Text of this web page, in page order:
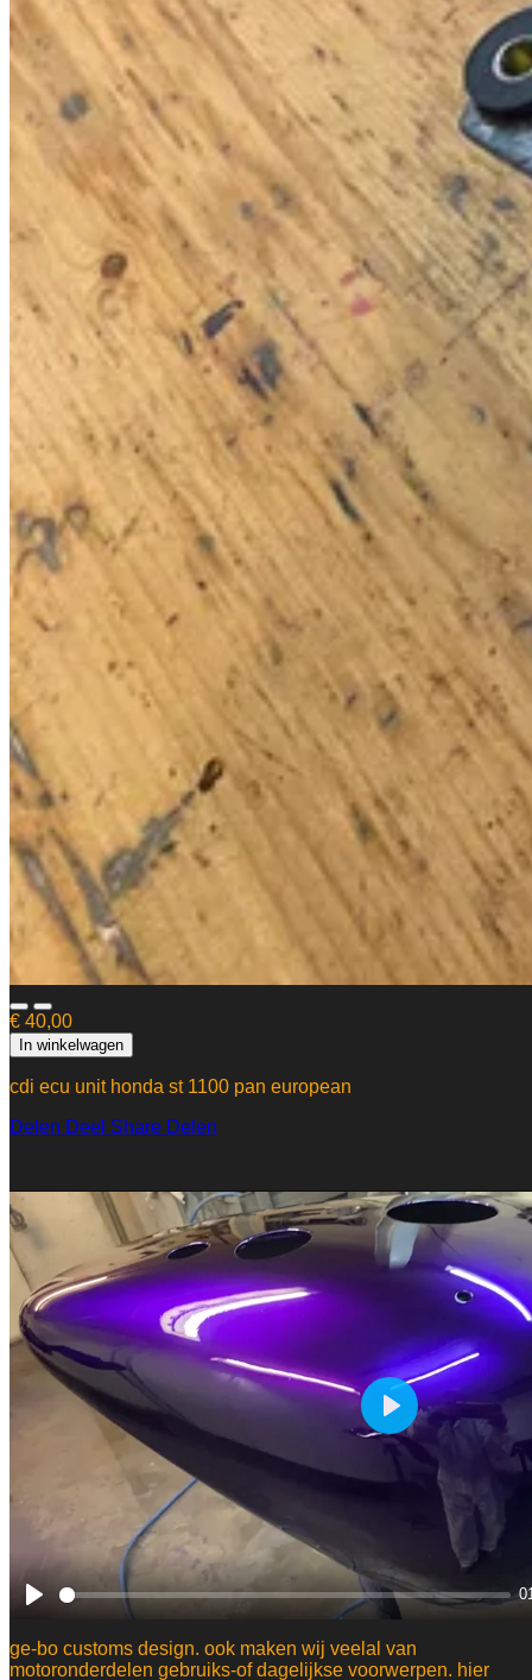
€ 40,00
In winkelwagen
cdi ecu unit honda st 1100 pan european
Delen Deel Share Delen
Play
ge-bo customs design. ook maken wij veelal van
motoronderdelen gebruiks-of dagelijkse voorwerpen. hier